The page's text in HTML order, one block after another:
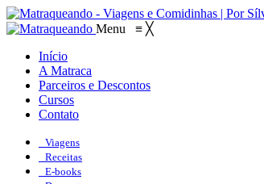
Menu ≡ ╳
Início
A Matraca
Parceiros e Descontos
Cursos
Contato
Viagens
Receitas
E-books